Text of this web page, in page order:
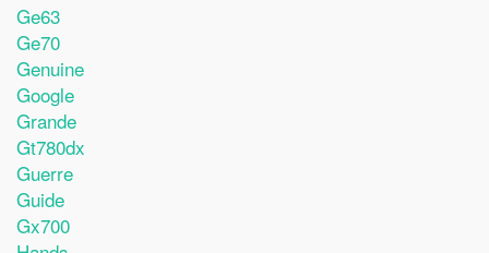
Ge63
Ge70
Genuine
Google
Grande
Gt780dx
Guerre
Guide
Gx700